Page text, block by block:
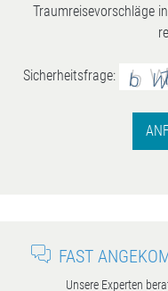
Traumreisevorschläge
Sicherheitsfrage:
FAST
Unsere Experten